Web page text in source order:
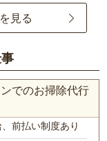
見る
でのお掃除代行
、前払い制度あり